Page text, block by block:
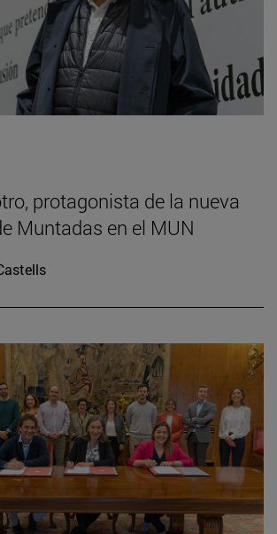
protagonista de la nueva
Muntadas en el MUN